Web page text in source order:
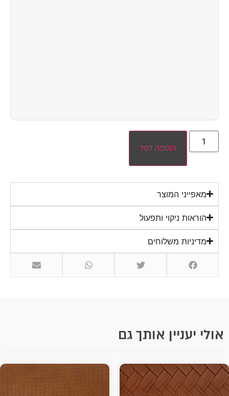
הוספה לסל
מאפייני המוצר
הוראות ניקוי ותפעול
מדיניות משלוחים
אולי יעניין אותך גם